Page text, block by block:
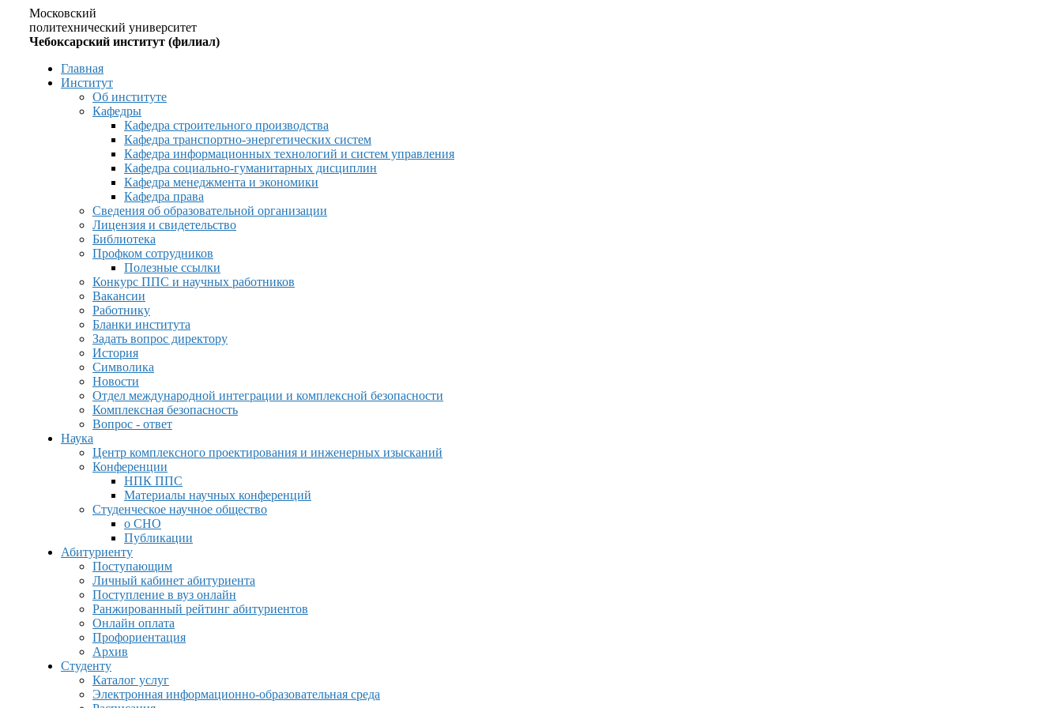
Московский
политехнический университет
Чебоксарский институт (филиал)
Главная
Институт
Об институте
Кафедры
Кафедра строительного производства
Кафедра транспортно-энергетических систем
Кафедра информационных технологий и систем управления
Кафедра социально-гуманитарных дисциплин
Кафедра менеджмента и экономики
Кафедра права
Сведения об образовательной организации
Лицензия и свидетельство
Библиотека
Профком сотрудников
Полезные ссылки
Конкурс ППС и научных работников
Вакансии
Работнику
Бланки института
Задать вопрос директору
История
Символика
Новости
Отдел международной интеграции и комплексной безопасности
Комплексная безопасность
Вопрос - ответ
Наука
Центр комплексного проектирования и инженерных изысканий
Конференции
НПК ППС
Материалы научных конференций
Студенческое научное общество
о СНО
Публикации
Абитуриенту
Поступающим
Личный кабинет абитуриента
Поступление в вуз онлайн
Ранжированный рейтинг абитуриентов
Онлайн оплата
Профориентация
Архив
Студенту
Каталог услуг
Электронная информационно-образовательная среда